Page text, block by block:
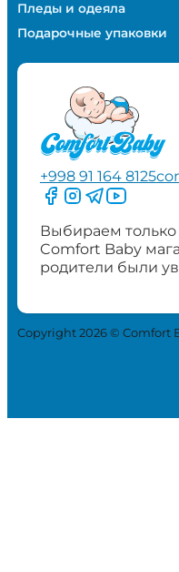
Пледы и одеяла
Подарочные упаковки
+998 91 164 8125
Следите за нами
Следите за
Следите за
Следите
Выбираем
Comfort Baby
родители были
Copyright 2026 © Comfort